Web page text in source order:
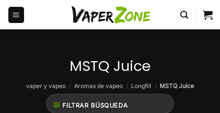
Saltar
contenido
MSTQ Juice
vaper y vapeo / Aromas de vapeo / Longfill / MSTQ Juice
FILTRAR BÚSQUEDA